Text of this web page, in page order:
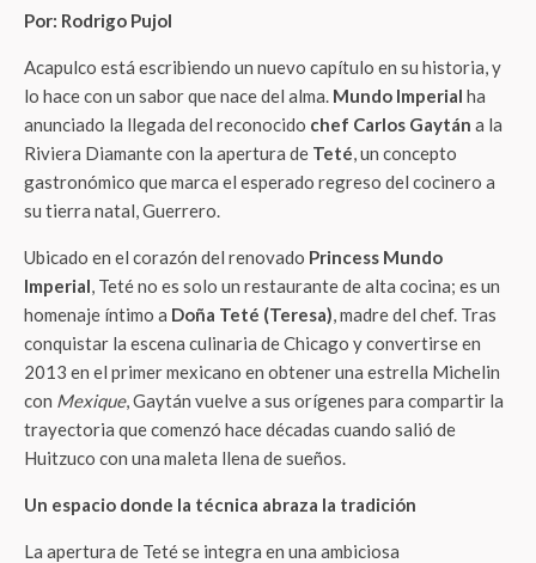
Por: Rodrigo Pujol
Acapulco está escribiendo un nuevo capítulo en su historia, y
lo hace con un sabor que nace del alma. Mundo Imperial ha
anunciado la llegada del reconocido chef Carlos Gaytán a la
Riviera Diamante con la apertura de Teté, un concepto
gastronómico que marca el esperado regreso del cocinero a
su tierra natal, Guerrero.
Ubicado en el corazón del renovado Princess Mundo
Imperial, Teté no es solo un restaurante de alta cocina; es un
homenaje íntimo a Doña Teté (Teresa), madre del chef. Tras
conquistar la escena culinaria de Chicago y convertirse en
2013 en el primer mexicano en obtener una estrella Michelin
con Mexique, Gaytán vuelve a sus orígenes para compartir la
trayectoria que comenzó hace décadas cuando salió de
Huitzuco con una maleta llena de sueños.
Un espacio donde la técnica abraza la tradición
La apertura de Teté se integra en una ambiciosa